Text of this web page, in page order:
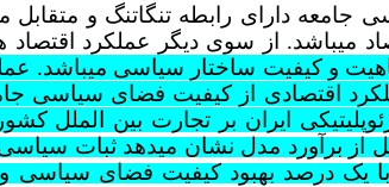
دارای رابطه تنگاتنگ و متقابل
می­باشد. از سوی دیگر عملکرد اقتصاد
و کیفیت ساختار سیاسی می­باشد.
اقتصادی از کیفیت فضای سیاسی
ایران بر تجارت بین الملل
از برآورد مدل نشان می­دهد ثبات
با یک درصد بهبود کیفیت فضای سیاسی